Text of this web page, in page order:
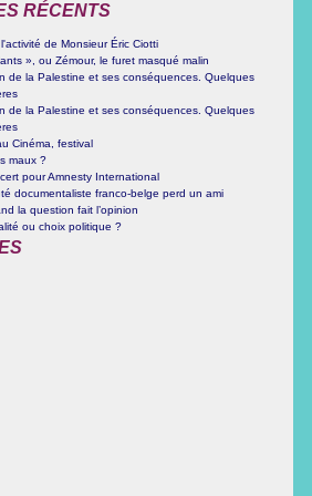
RÉCENTS
de Monsieur Éric Ciotti
», ou Zémour, le furet masqué malin
de la Palestine et ses conséquences. Quelques
de la Palestine et ses conséquences. Quelques
Cinéma, festival
maux ?
pour Amnesty International
documentaliste franco-belge perd un ami
la question fait l’opinion
ou choix politique ?